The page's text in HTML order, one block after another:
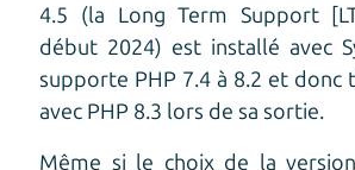
4.5 (la Long Term Support
début 2024) est installé avec
supporte PHP 7.4 à 8.2 et donc
avec PHP 8.3 lors de sa sortie.
Même si le choix de la